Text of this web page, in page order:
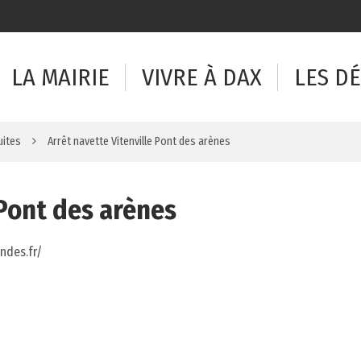
LA MAIRIE VIVRE À DAX LES
Arrêt navette Vitenville Pont des arènes
des arènes